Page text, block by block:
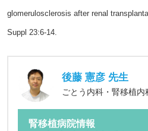
glomerulosclerosis after renal
Suppl 23:6-14.
後藤 憲彦 先生
ごとう内科・腎移植
腎移植病院情報